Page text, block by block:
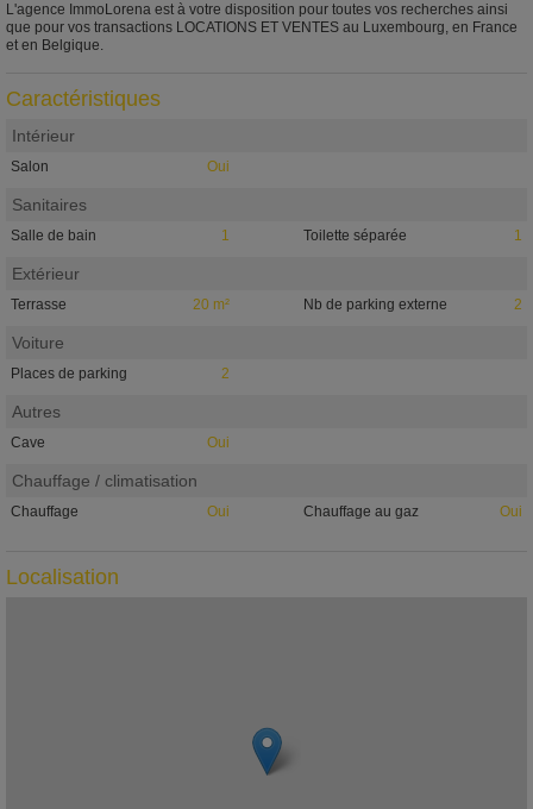
L'agence ImmoLorena est à votre disposition pour toutes vos recherches ainsi
que pour vos transactions LOCATIONS ET VENTES au Luxembourg, en France
et en Belgique.
Caractéristiques
Intérieur
Salon Oui
Sanitaires
Salle de bain 1 Toilette séparée 1
Extérieur
Terrasse 20 m² Nb de parking externe 2
Voiture
Places de parking 2
Autres
Cave Oui
Chauffage / climatisation
Chauffage Oui Chauffage au gaz Oui
Localisation